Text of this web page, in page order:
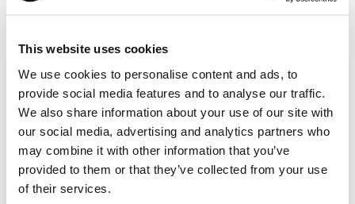
This website uses cookies
We use cookies to personalise content and ads, to
provide social media features and to analyse our traffic.
We also share information about your use of our site with
our social media, advertising and analytics partners who
may combine it with other information that you’ve
provided to them or that they’ve collected from your use
of their services.
Hoe kan ik mijn abonnement
opzeggen?
Heb je nog een vraag?
Ons team is er om te helpen; stel gerust al